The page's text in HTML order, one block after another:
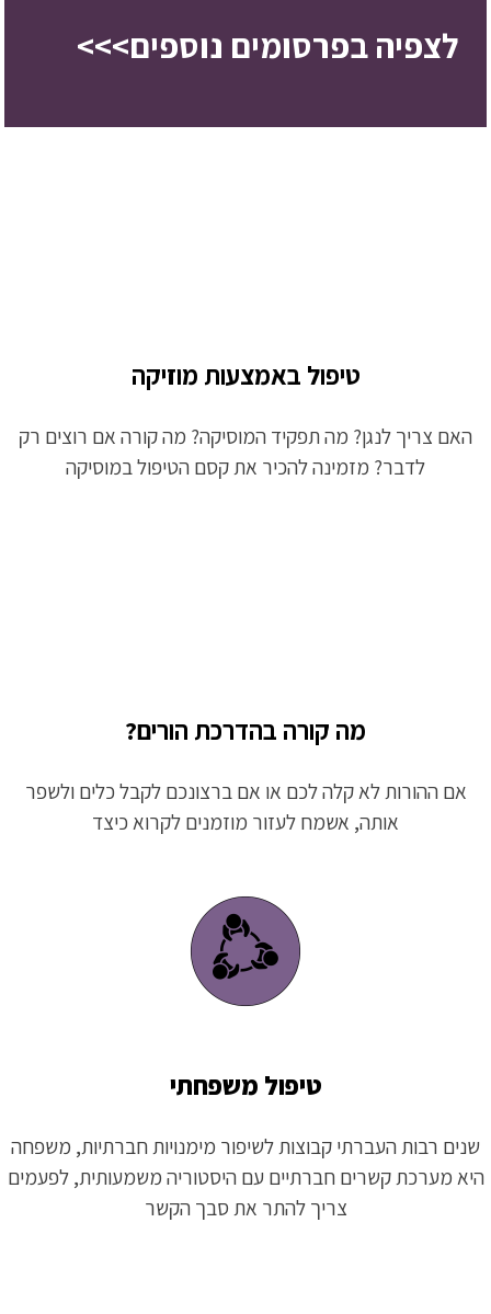
לצפיה בפרסומים נוספים>>>
טיפול באמצעות מוזיקה
האם צריך לנגן? מה תפקיד המוסיקה? מה קורה אם רוצים רק
לדבר? מזמינה להכיר את קסם הטיפול במוסיקה
מה קורה בהדרכת הורים?
אם ההורות לא קלה לכם או אם ברצונכם לקבל כלים ולשפר
אותה, אשמח לעזור מוזמנים לקרוא כיצד
טיפול משפחתי
שנים רבות העברתי קבוצות לשיפור מימנויות חברתיות, משפחה
היא מערכת קשרים חברתיים עם היסטוריה משמעותית, לפעמים
צריך להתר את סבך הקשר